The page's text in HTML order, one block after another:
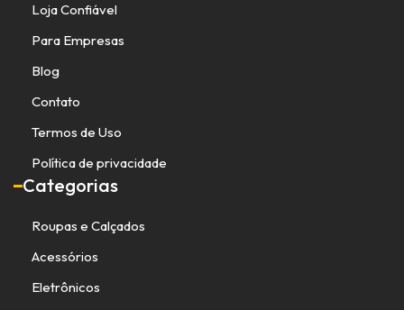
Loja Confiável
Para Empresas
Blog
Contato
Termos de Uso
Política de privacidade
Categorias
Roupas e Calçados
Acessórios
Eletrônicos